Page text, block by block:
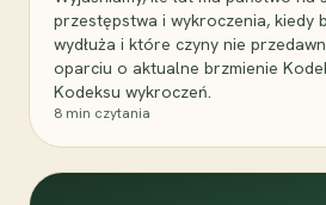
przestępstwa i wykroczenia, kiedy
wydłuża i które czyny nie
oparciu o aktualne brzmienie
Kodeksu wykroczeń.
8 min czytania